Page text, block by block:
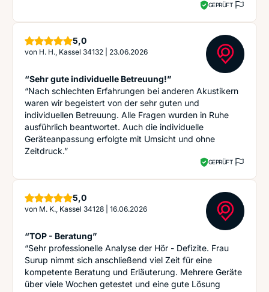
GEPRÜFT
5,0Sterne
von H. H., Kassel 34132 23.06.2026
“Sehr gute individuelle Betreuung!”
“Nach schlechten Erfahrungen bei anderen Akustikern
waren wir begeistert von der sehr guten und
individuellen Betreuung. Alle Fragen wurden in Ruhe
ausführlich beantwortet. Auch die individuelle
Geräteanpassung erfolgte mit Umsicht und ohne
Zeitdruck.”
GEPRÜFT
5,0Sterne
von M. K., Kassel 34128 16.06.2026
“TOP - Beratung”
“Sehr professionelle Analyse der Hör - Defizite. Frau
Surup nimmt sich anschließend viel Zeit für eine
kompetente Beratung und Erläuterung. Mehrere Geräte
über viele Wochen getestet und eine gute Lösung